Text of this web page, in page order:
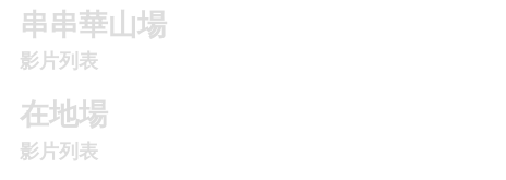
串串華山場
影片列表
在地場
影片列表